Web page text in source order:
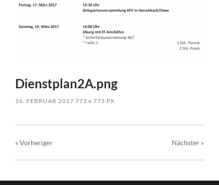
Dienstplan2A.png
16. FEBRUAR 2017 773x 773 PX
« Vorheriger Nächster »